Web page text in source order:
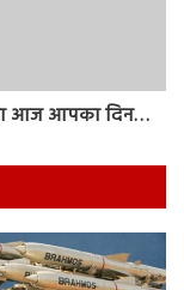
आज आपका दिन…